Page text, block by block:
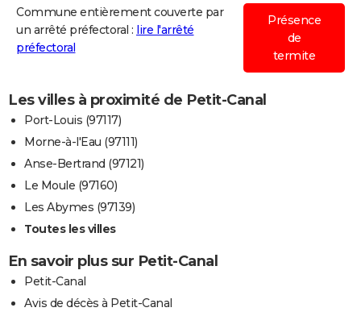
Commune entièrement couverte par
un arrêté préfectoral : lire l'arrêté
préfectoral
Présence
de
termite
Les villes à proximité de Petit-Canal
Port-Louis (97117)
Morne-à-l'Eau (97111)
Anse-Bertrand (97121)
Le Moule (97160)
Les Abymes (97139)
Toutes les villes
En savoir plus sur Petit-Canal
Petit-Canal
Avis de décès à Petit-Canal